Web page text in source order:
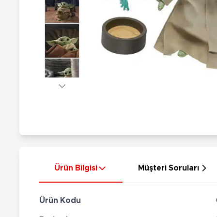
Hayvan Figürler
Çeşitli Figürler
Koleksiyon Figürler
Elektronik Ürünler
Nerf
Silahlar
Silah Setleri
Kılıç Setleri
Ürün Bilgisi Müşteri Soruları
Ürün Kodu